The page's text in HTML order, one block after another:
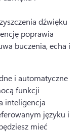
dźwięku
poprawia
buczenia, echa i
i automatyczne
funkcji
inteligencja
języku i
mieć